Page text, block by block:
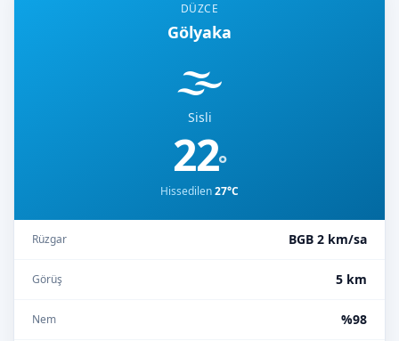
DÜZCE
Gölyaka
🌫️
Sisli
22°
Hissedilen27°C
Rüzgar BGB 2 km/sa
Görüş 5 km
Nem %98